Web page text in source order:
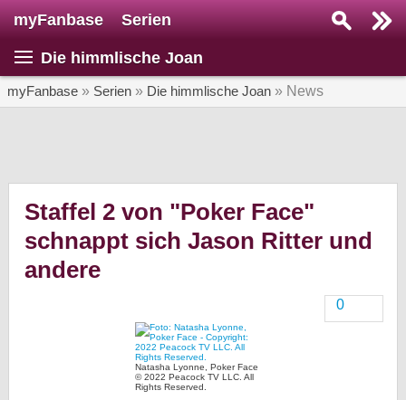
myFanbase Serien
Die himmlische Joan
myFanbase » Serien » Die himmlische Joan » News
Staffel 2 von "Poker Face"
schnappt sich Jason Ritter und
andere
0
Natasha Lyonne, Poker Face
© 2022 Peacock TV LLC. All
Rights Reserved.
Home
SERIEN
Veranstaltungen
Gewinnspiele
Forum